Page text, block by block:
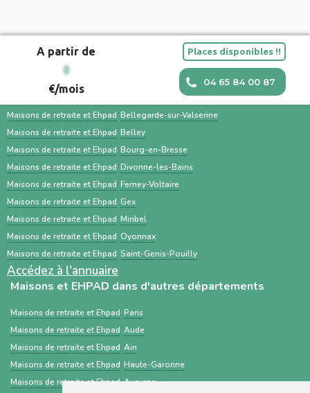
facilitent une transition en douceur.
utilisé par les hôpitaux et les médecins pour
orienter un patient. Une recherche en
parallèle avec des services comme Sahanest
permet souvent un gain de temps et un
meilleur accompagnement.
pour simplifier la recherche de solutions
d’hébergement pour personnes âgées, avec
un accompagnement humain, des outils
personnalisés et des services
complémentaires. À l’inverse, ViaTrajectoire
est un service public gratuit, destiné
principalement aux professionnels de santé,
centré sur les demandes d’admission en
établissements médico-sociaux via un dossier
standardisé.
A partir de
0
€/mois
Places disponibles !!
04 65 84 00 87
Maisons et EHPAD dans les villes à proximité
Maisons de retraite et Ehpad
Ambérieu-en-Bugey
Maisons de retraite et Ehpad Bellegarde-sur-Valserine
Maisons de retraite et Ehpad Belley
Maisons de retraite et Ehpad Bourg-en-Bresse
Maisons de retraite et Ehpad Divonne-les-Bains
Maisons de retraite et Ehpad Ferney-Voltaire
Maisons de retraite et Ehpad Gex
Maisons de retraite et Ehpad Miribel
Maisons de retraite et Ehpad Oyonnax
Maisons de retraite et Ehpad Saint-Genis-Pouilly
Accédez à l'annuaire
Maisons et EHPAD dans d'autres départements
Maisons de retraite et Ehpad Paris
Maisons de retraite et Ehpad Aude
Maisons de retraite et Ehpad Ain
Maisons de retraite et Ehpad Haute-Garonne
Maisons de retraite et Ehpad Aveyron